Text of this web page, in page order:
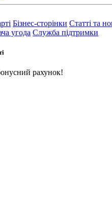
Бізнес-сторінки Статті та
угода Служба підтримки
рахунок!